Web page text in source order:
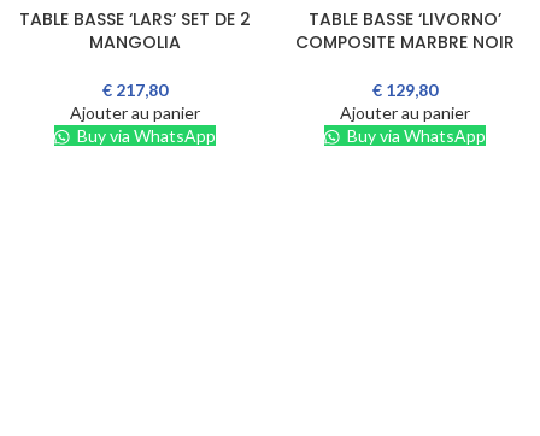
TABLE BASSE ‘LARS’ SET DE 2
MANGOLIA
€ 217,80
Ajouter au panier
Buy via WhatsApp
TABLE BASSE ‘LIVORNO’
COMPOSITE MARBRE NOIR
€ 129,80
Ajouter au panier
Buy via WhatsApp